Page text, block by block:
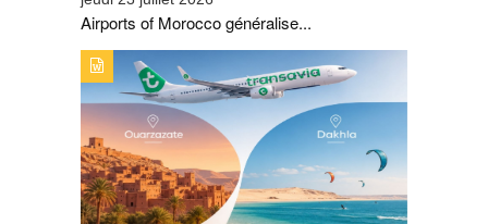
Airports of Morocco généralise...
TYPE DE PUBLICATION : A_LA_UNETITRE : L’ONMT
BOOST LES LIAISONS AÉRIENNES SUR OUARZAZATE
ET DE DAKHLA